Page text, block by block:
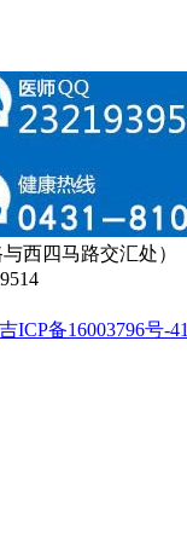
西四马路交汇处）
吉ICP备16003796号-